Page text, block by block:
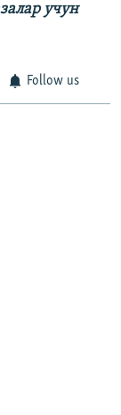
учун
Follow us